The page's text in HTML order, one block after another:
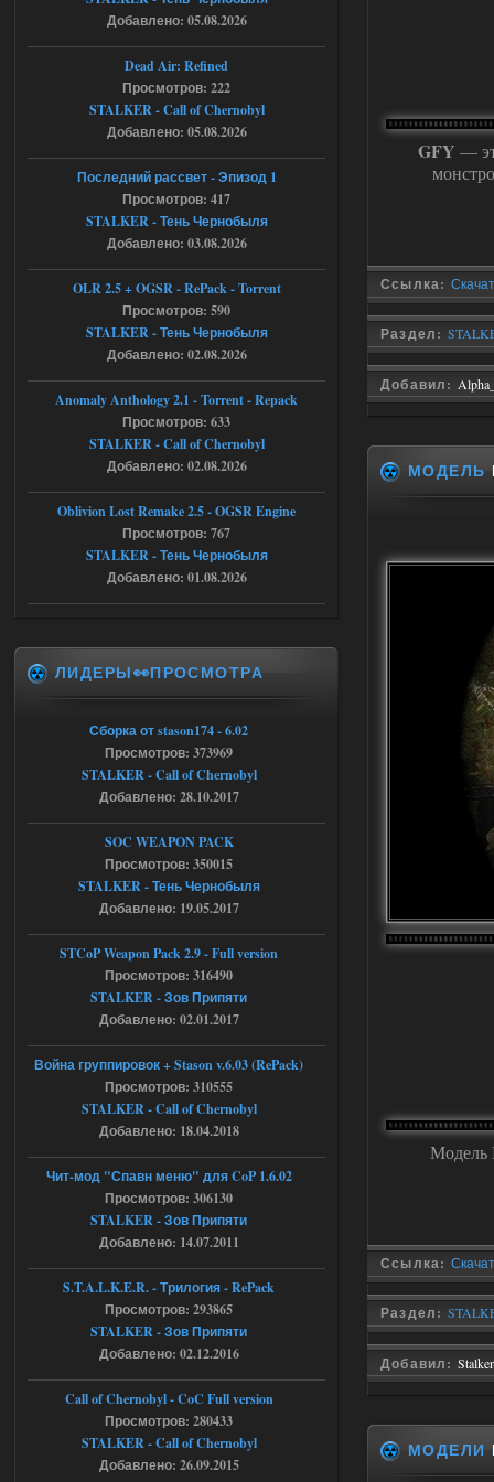
GFY —
Ссылка:
Раздел:
Добавил:
МОДЕЛЬ
Модель
Ссылка:
Раздел:
Добавил:
МОДЕЛИ
Ответить ➤
05.08.2026
Тайна Зоны - Remaster 2026
AndreySA
патч я установил после
установки мода, да, ладно,
наверное вы правы придется ожидать
Тайна Зоны - Remaster 2026
Stalker-Mods-Clan-su
Доступно только для пользователей
Ответить ➤
Тайна Зоны - Remaster 2026
20:25
AndreySA
[05.08.26
20:23:10.934] [17468]
FATAL ERROR
[error]Expression : FATAL ERROR
t_engine.cpp
[error]Description :
shadow of
chernobyl\gamedata\scripts\xr_camper.sc
ript:510: attempt to index local 'manager'
(a nil value)
Вылет после захода в Припять.
Ответить ➤
05.08.2026
Скованные одной цепью
r4908778
с избавлением от баласта,
доходяга.
Ответить ➤
05.08.2026
Путь во мгле + GUNSLINGER mod
Stalker-Mods-Clan-su
Доступно только для пользователей
05.08.2026
Путь во мгле + GUNSLINGER mod
16:09
stalker673920
где пароль?
Dead Air: Refined
Stalker-Mods-Clan-su
Добавлено: 05.08.2026
Dead Air: Refined
Просмотров: 222
STALKER - Call of Chernobyl
Добавлено: 05.08.2026
Последний рассвет - Эпизод 1
Просмотров: 417
STALKER - Тень Чернобыля
Добавлено: 03.08.2026
OLR 2.5 + OGSR - RePack - Torrent
Просмотров: 590
STALKER - Тень Чернобыля
Добавлено: 02.08.2026
Anomaly Anthology 2.1 - Torrent - Repack
Просмотров: 633
STALKER - Call of Chernobyl
Добавлено: 02.08.2026
Oblivion Lost Remake 2.5 - OGSR Engine
Просмотров: 767
STALKER - Тень Чернобыля
Добавлено: 01.08.2026
ЛИДЕРЫ👀ПРОСМОТРА
Сборка от stason174 - 6.02
Просмотров: 373969
STALKER - Call of Chernobyl
Добавлено: 28.10.2017
SOC WEAPON PACK
Просмотров: 350015
STALKER - Тень Чернобыля
Добавлено: 19.05.2017
STCoP Weapon Pack 2.9 - Full version
Просмотров: 316490
STALKER - Зов Припяти
Добавлено: 02.01.2017
Война группировок + Stason v.6.03 (RePack)
Просмотров: 310555
STALKER - Call of Chernobyl
Добавлено: 18.04.2018
Чит-мод "Спавн меню" для CoP 1.6.02
Просмотров: 306130
STALKER - Зов Припяти
Добавлено: 14.07.2011
S.T.A.L.K.E.R. - Трилогия - RePack
Просмотров: 293865
STALKER - Зов Припяти
Добавлено: 02.12.2016
Call of Chernobyl - CoC Full version
Просмотров: 280433
STALKER - Call of Chernobyl
Добавлено: 26.09.2015